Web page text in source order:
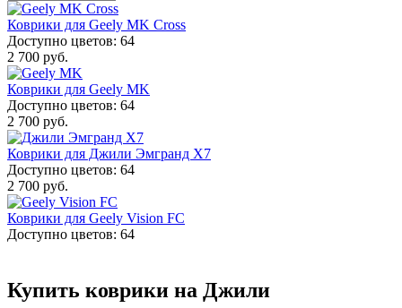
Коврики для Geely MK Cross
Доступно цветов: 64
2 700 руб.
Коврики для Geely MK
Доступно цветов: 64
2 700 руб.
Коврики для Джили Эмгранд X7
Доступно цветов: 64
2 700 руб.
Коврики для Geely Vision FC
Доступно цветов: 64
Купить коврики на Джили